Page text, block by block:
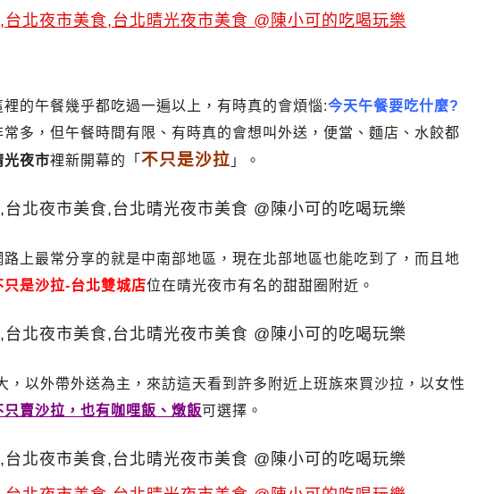
的午餐幾乎都吃過一遍以上，有時真的會煩惱:今天午餐要吃什麼?
多，但午餐時間有限、有時真的會想叫外送，便當、麵店、水餃都
光夜市裡新開幕的「 不只是沙拉 」。
上最常分享的就是中南部地區，現在北部地區也能吃到了，而且地
只是沙拉-台北雙城店位在晴光夜市有名的甜甜圈附近。
，以外帶外送為主，來訪這天看到許多附近上班族來買沙拉，以女性
只賣沙拉，也有咖哩飯、燉飯可選擇。